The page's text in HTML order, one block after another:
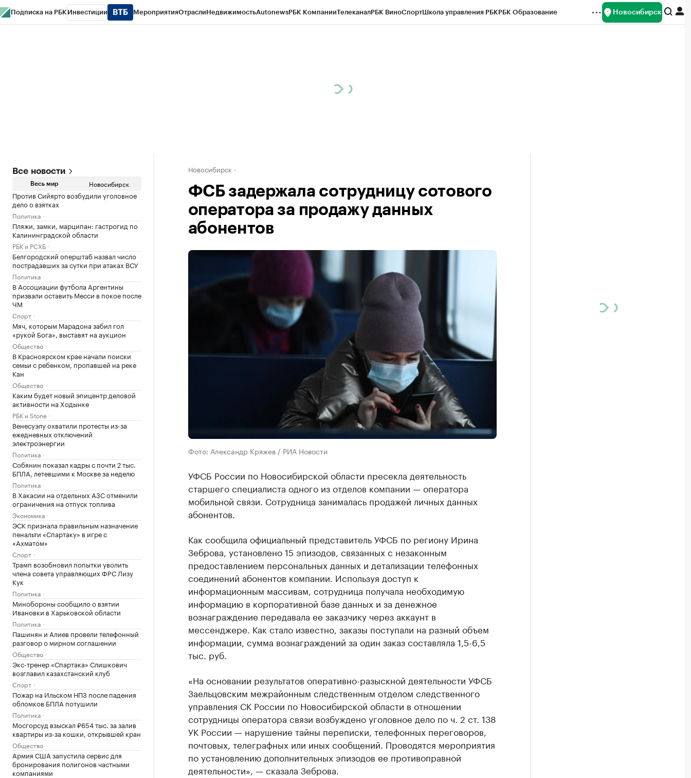
Подписка на РБК Инвестиции МероприятияОтраслиНедвижимостьAutonewsРБК КомпанииТелеканалРБК ВиноСпортШкола управления РБКРБК Образование Новосибирск
Все новости
Весь мир Новосибирск
Против Сийярто возбудили уголовное
дело о взятках
Политика
Пляжи, замки, марципан: гастрогид по
Калининградской области
РБК и РСХБ
Белгородский оперштаб назвал число
пострадавших за сутки при атаках ВСУ
Политика
В Ассоциации футбола Аргентины
призвали оставить Месси в покое после
ЧМ
Спорт
Мяч, которым Марадона забил гол
«рукой Бога», выставят на аукцион
Общество
В Красноярском крае начали поиски
семьи с ребенком, пропавшей на реке
Кан
Общество
Каким будет новый эпицентр деловой
активности на Ходынке
РБК и Stone
Венесуэлу охватили протесты из-за
ежедневных отключений
электроэнергии
Политика
Собянин показал кадры с почти 2 тыс.
БПЛА, летевшими к Москве за неделю
Политика
В Хакасии на отдельных АЗС отменили
ограничения на отпуск топлива
Экономика
ЭСК признала правильным назначение
пенальти «Спартаку» в игре с
«Ахматом»
Спорт
Трамп возобновил попытки уволить
члена совета управляющих ФРС Лизу
Кук
Политика
Минобороны сообщило о взятии
Ивановки в Харьковской области
Политика
Пашинян и Алиев провели телефонный
разговор о мирном соглашении
Общество
Экс-тренер «Спартака» Слишкович
возглавил казахстанский клуб
Спорт
Пожар на Ильском НПЗ после падения
обломков БПЛА потушили
Политика
Мосгорсуд взыскал ₽654 тыс. за залив
квартиры из-за кошки, открывшей кран
Общество
Армия США запустила сервис для
бронирования полигонов частными
компаниями
Новосибирск
ФСБ задержала сотрудницу сотового
оператора за продажу данных
абонентов
Фото: Александр Кряжев / РИА Новости
УФСБ России по Новосибирской области пресекла деятельность
старшего специалиста одного из отделов компании — оператора
мобильной связи. Сотрудница занималась продажей личных данных
абонентов.
Как сообщила официальный представитель УФСБ по региону Ирина
Зеброва, установлено 15 эпизодов, связанных с незаконным
предоставлением персональных данных и детализации телефонных
соединений абонентов компании. Используя доступ к
информационным массивам, сотрудница получала необходимую
информацию в корпоративной базе данных и за денежное
вознаграждение передавала ее заказчику через аккаунт в
мессенджере. Как стало известно, заказы поступали на разный объем
информации, сумма вознаграждений за один заказ составляла 1,5-6,5
тыс. руб.
«На основании результатов оперативно-разыскной деятельности УФСБ
Заельцовским межрайонным следственным отделом следственного
управления СК России по Новосибирской области в отношении
сотрудницы оператора связи возбуждено уголовное дело по ч. 2 ст. 138
УК России — нарушение тайны переписки, телефонных переговоров,
почтовых, телеграфных или иных сообщений. Проводятся мероприятия
по установлению дополнительных эпизодов ее противоправной
деятельности», — сказала Зеброва.